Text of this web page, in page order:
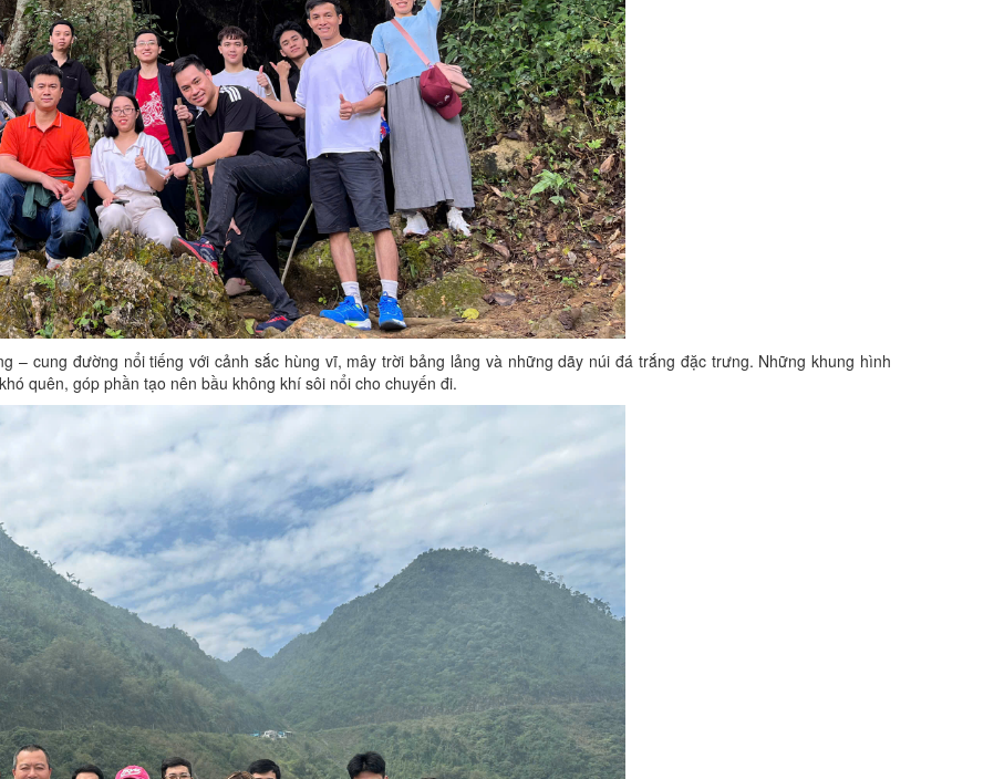
– cung đường nổi tiếng với cảnh sắc hùng vĩ, mây trời bảng lảng và những dãy núi đá trắng đặc trưng. Những khung hình
quên, góp phần tạo nên bầu không khí sôi nổi cho chuyến đi.